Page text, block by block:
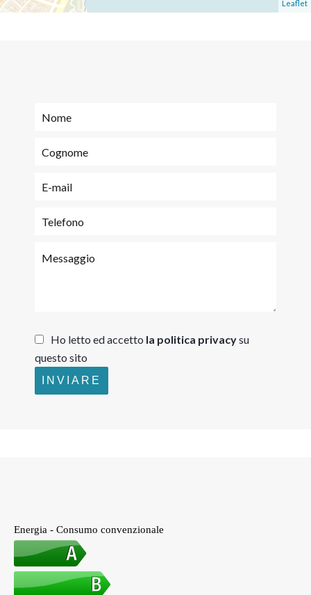
Leaflet
Ho letto ed accetto la politica privacysu
questo sito
INVIARE
Energia - Consumo convenzionale